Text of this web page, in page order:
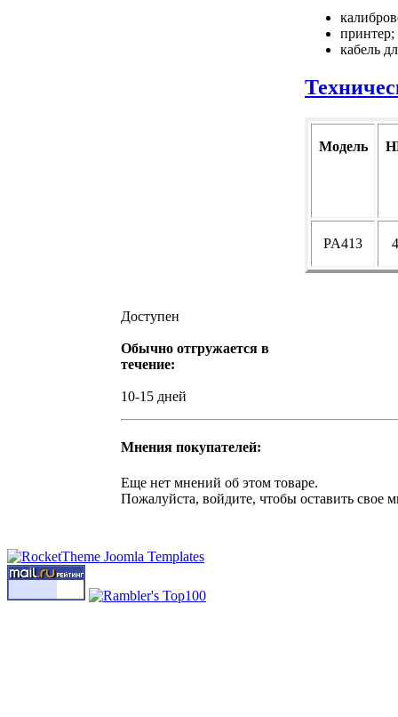
принтер;
кабель
Модель
PA413
Доступен
Обычно отгружается в
течение:
10-15 дней
Мнения покупателей:
Еще нет мнений об этом товаре.
Пожалуйста, войдите, чтобы оставить свое